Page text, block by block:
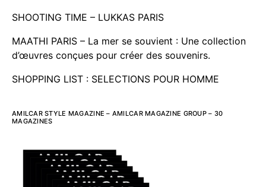
SHOOTING TIME – LUKKAS PARIS
MAATHI PARIS – La mer se souvient : Une collection
d’œuvres conçues pour créer des souvenirs.
SHOPPING LIST : SELECTIONS POUR HOMME
AMILCAR STYLE MAGAZINE – AMILCAR MAGAZINE GROUP – 30
MAGAZINES